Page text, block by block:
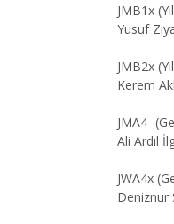
JMB1x
Yusuf
JMB2x
Kerem
JMA4-
Ali Ardıl
JWA4x
Deniznur